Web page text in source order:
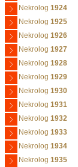
Nekrolog 1924
Nekrolog 1925
Nekrolog 1926
Nekrolog 1927
Nekrolog 1928
Nekrolog 1929
Nekrolog 1930
Nekrolog 1931
Nekrolog 1932
Nekrolog 1933
Nekrolog 1934
Nekrolog 1935